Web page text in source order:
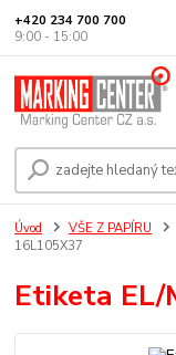
+420 234 700 700
9:00 - 15:00
Úvod VŠE Z PAPÍRU
16L105X37
Etiketa EL/